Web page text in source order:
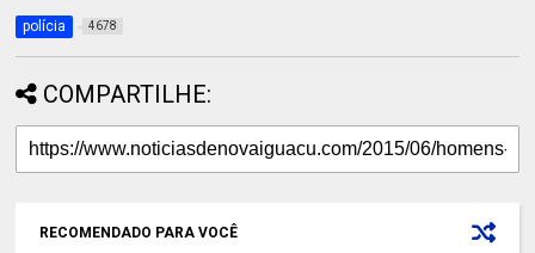
polícia 4678
COMPARTILHE:
RECOMENDADO PARA VOCÊ